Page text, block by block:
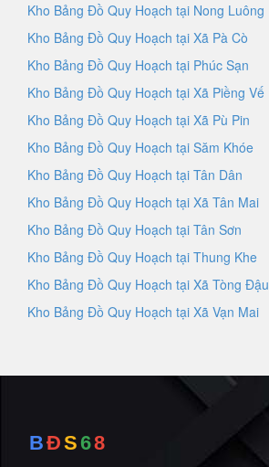
Kho Bảng Đồ Quy Hoạch tại Nong Luông
Kho Bảng Đồ Quy Hoạch tại Xã Pà Cò
Kho Bảng Đồ Quy Hoạch tại Phúc Sạn
Kho Bảng Đồ Quy Hoạch tại Xã Piềng Vế
Kho Bảng Đồ Quy Hoạch tại Xã Pù Pin
Kho Bảng Đồ Quy Hoạch tại Săm Khóe
Kho Bảng Đồ Quy Hoạch tại Tân Dân
Kho Bảng Đồ Quy Hoạch tại Xã Tân Mai
Kho Bảng Đồ Quy Hoạch tại Tân Sơn
Kho Bảng Đồ Quy Hoạch tại Thung Khe
Kho Bảng Đồ Quy Hoạch tại Xã Tòng Đậu
Kho Bảng Đồ Quy Hoạch tại Xã Vạn Mai
BĐS68